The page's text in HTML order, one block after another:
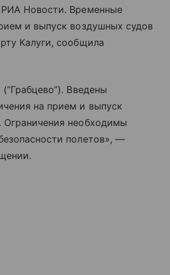
Новости. Временные
и выпуск воздушных судов
Калуги, сообщила
Введены
на прием и выпуск
Ограничения необходимы
полетов», —